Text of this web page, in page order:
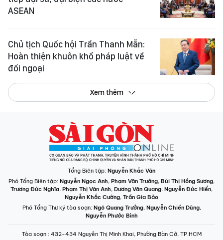
ASEAN
Chủ tịch Quốc hội Trần Thanh Mẫn:
Hoàn thiện khuôn khổ pháp luật về
đối ngoại
Xem thêm
Tổng Biên tập: Nguyễn Khắc Văn
Phó Tổng Biên tập: Nguyễn Ngọc Anh, Phạm Văn Trường, Bùi Thị Hồng Sương,
Trương Đức Nghĩa, Phạm Thị Vân Anh, Dương Văn Quang, Nguyễn Đức Hiển,
Nguyễn Khắc Cường, Trần Gia Bảo
Phó Tổng Thư ký tòa soạn: Ngô Quang Trưởng, Nguyễn Chiến Dũng,
Nguyễn Phước Bình
Tòa soạn : 432-434 Nguyễn Thị Minh Khai, Phường Bàn Cờ, TP.HCM